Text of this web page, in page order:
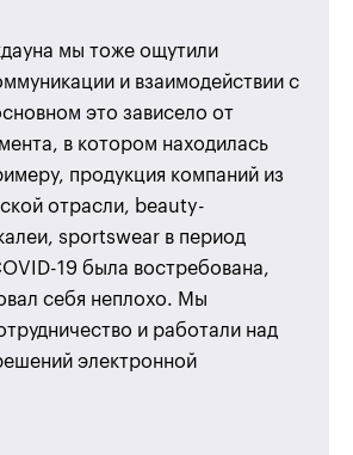
мы тоже ощутили
и взаимодействии с
это зависело от
в котором находилась
продукция компаний из
отрасли, beauty-
sportswear в период
19 была востребована,
себя неплохо. Мы
и работали над
электронной